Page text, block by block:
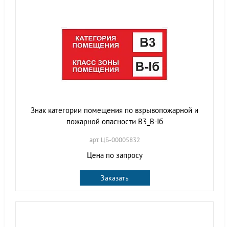
Знак категории помещения по взрывопожарной и
пожарной опасности В3_В-Iб
арт. ЦБ-00005832
Цена по запросу
Заказать